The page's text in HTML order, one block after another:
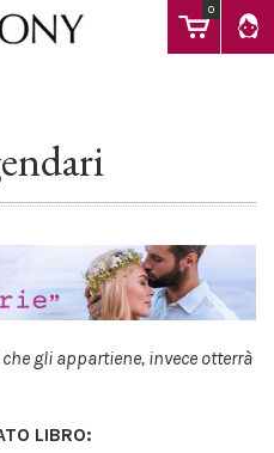
0
gli appartiene, invece otterrà
LIBRO: